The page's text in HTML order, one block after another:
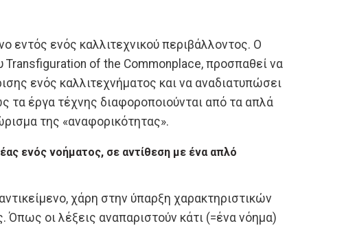
εντός ενός καλλιτεχνικού περιβάλλοντος. Ο
of the Commonplace, προσπαθεί να
ενός καλλιτεχνήματος και να αναδιατυπώσει
τα έργα τέχνης διαφοροποιούνται από τα απλά
της «αναφορικότητας».
ενός νοήματος, σε αντίθεση με ένα απλό
χάρη στην ύπαρξη χαρακτηριστικών
οι λέξεις αναπαριστούν κάτι (=ένα νόημα)